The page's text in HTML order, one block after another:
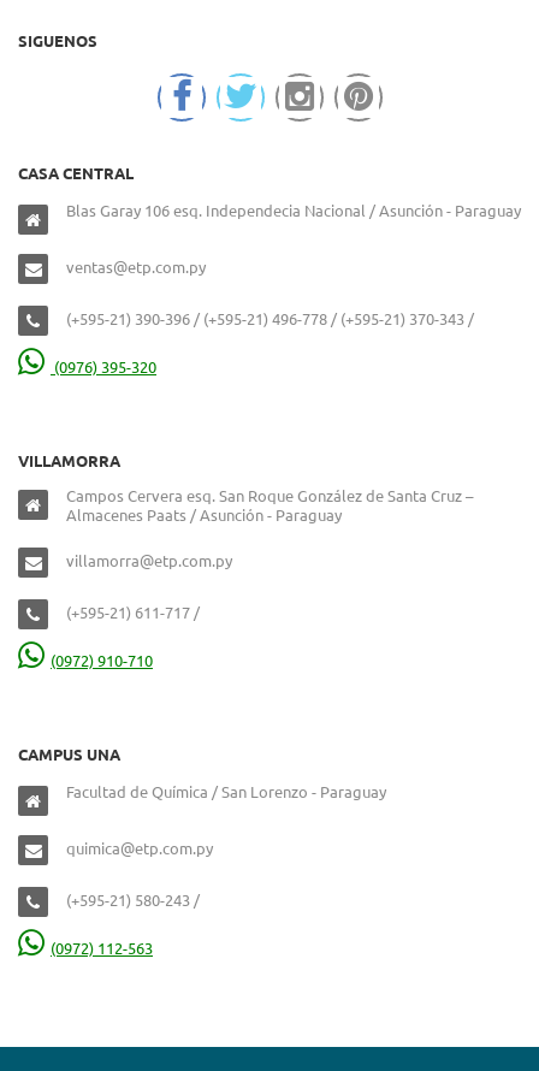
SIGUENOS
CASA CENTRAL
Blas Garay 106 esq. Independecia Nacional / Asunción - Paraguay
ventas@etp.com.py
(+595-21) 390-396 / (+595-21) 496-778 / (+595-21) 370-343 /
(0976) 395-320
VILLAMORRA
Campos Cervera esq. San Roque González de Santa Cruz –
Almacenes Paats / Asunción - Paraguay
villamorra@etp.com.py
(+595-21) 611-717 /
(0972) 910-710
CAMPUS UNA
Facultad de Química / San Lorenzo - Paraguay
quimica@etp.com.py
(+595-21) 580-243 /
(0972) 112-563